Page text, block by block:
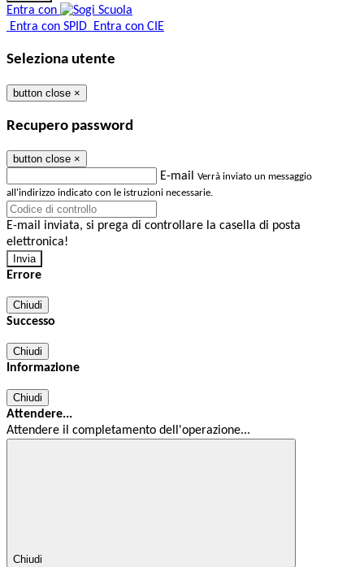
Entra con
Entra con SPID Entra con CIE
Seleziona utente
button close ×
Recupero password
button close ×
E-mail Verrà inviato un messaggio
all'indirizzo indicato con le istruzioni necessarie.
E-mail inviata, si prega di controllare la casella di posta
elettronica!
Errore
Chiudi
Successo
Chiudi
Informazione
Chiudi
Attendere...
Attendere il completamento dell'operazione...
Chiudi